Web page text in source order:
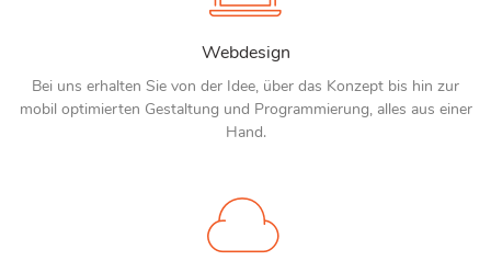
Webdesign
Bei uns erhalten Sie von der Idee, über das Konzept bis hin zur
mobil optimierten Gestaltung und Programmierung, alles aus einer
Hand.